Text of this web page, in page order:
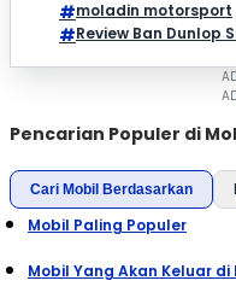
moladin motorsport
Review Ban Dunlop
Pencarian Populer di
Cari Mobil Berdasarkan
Mobil Paling Populer
Mobil Yang Akan Keluar di